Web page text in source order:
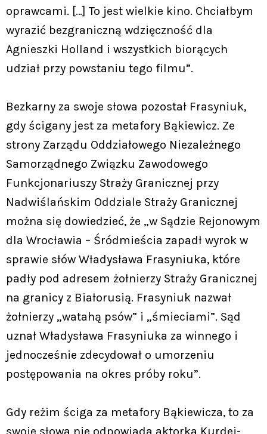
oprawcami. […] To jest wielkie kino. Chciałbym
wyrazić bezgraniczną wdzięczność dla
Agnieszki Holland i wszystkich biorących
udział przy powstaniu tego filmu”.
Bezkarny za swoje słowa pozostał Frasyniuk,
gdy ścigany jest za metafory Bąkiewicz. Ze
strony Zarządu Oddziałowego Niezależnego
Samorządnego Związku Zawodowego
Funkcjonariuszy Straży Granicznej przy
Nadwiślańskim Oddziale Straży Granicznej
można się dowiedzieć, że „w Sądzie Rejonowym
dla Wrocławia – Śródmieścia zapadł wyrok w
sprawie słów Władysława Frasyniuka, które
padły pod adresem żołnierzy Straży Granicznej
na granicy z Białorusią. Frasyniuk nazwał
żołnierzy „watahą psów” i „śmieciami”. Sąd
uznał Władysława Frasyniuka za winnego i
jednocześnie zdecydował o umorzeniu
postępowania na okres próby roku”.
Gdy reżim ściga za metafory Bąkiewicza, to za